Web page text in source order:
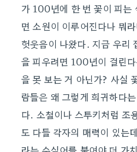
가 100년에 한 번 꽃이 피는
면 소원이 이루어진다나 뭐
헛웃음이 나왔다. 지금 우리
을 피우려면 100년이 걸린
을 못 보는 거 아닌가? 사실
람들은 왜 그렇게 희귀하다
다. 소철이나 스투키처럼 조
도 다들 각자의 매력이 있는